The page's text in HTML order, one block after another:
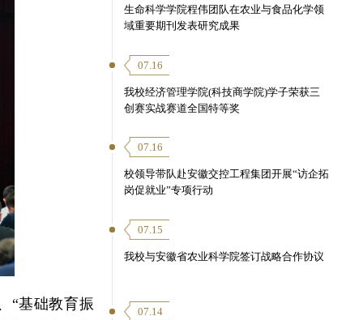
“基础教育振
生命科学学院程伟团队在农业与食品化学领
域重要期刊发表研究成果
07.16
我校经济管理学院(科技商学院)学子荣获三
创赛实战赛道全国特等奖
07.16
校领导带队赴安徽交控工程集团开展“访企拓
岗促就业”专项行动
07.15
我校与安徽省农业科学院签订战略合作协议
07.14